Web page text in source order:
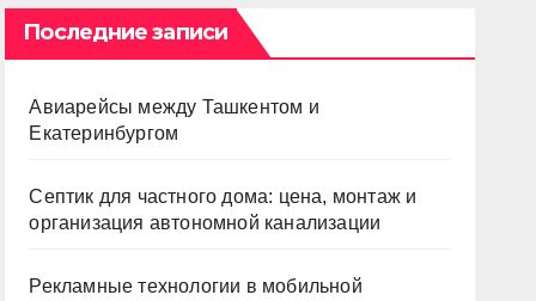
Последние записи
Авиарейсы между Ташкентом и
Екатеринбургом
Септик для частного дома: цена, монтаж и
организация автономной канализации
Рекламные технологии в мобильной